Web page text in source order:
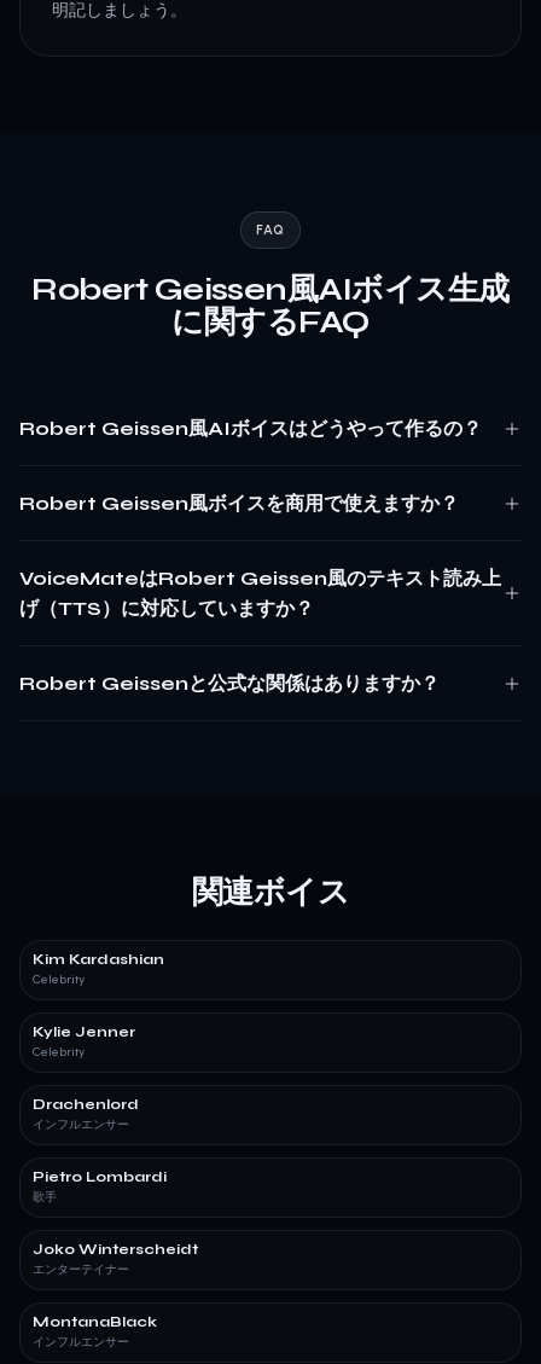
明記しましょう。
FAQ
Robert Geissen風AIボイス生成
に関するFAQ
Robert Geissen風AIボイスはどうやって作るの？
Robert Geissen風ボイスを商用で使えますか？
VoiceMateはRobert Geissen風のテキスト読み上
げ（TTS）に対応していますか？
Robert Geissenと公式な関係はありますか？
関連ボイス
Kim Kardashian
Celebrity
Kylie Jenner
Celebrity
Drachenlord
インフルエンサー
Pietro Lombardi
歌手
Joko Winterscheidt
エンターテイナー
MontanaBlack
インフルエンサー